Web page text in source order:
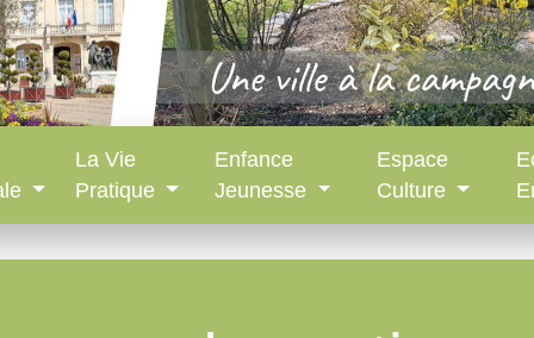
La Vie
Pratique
Enfance
Jeunesse
Espace
Culture